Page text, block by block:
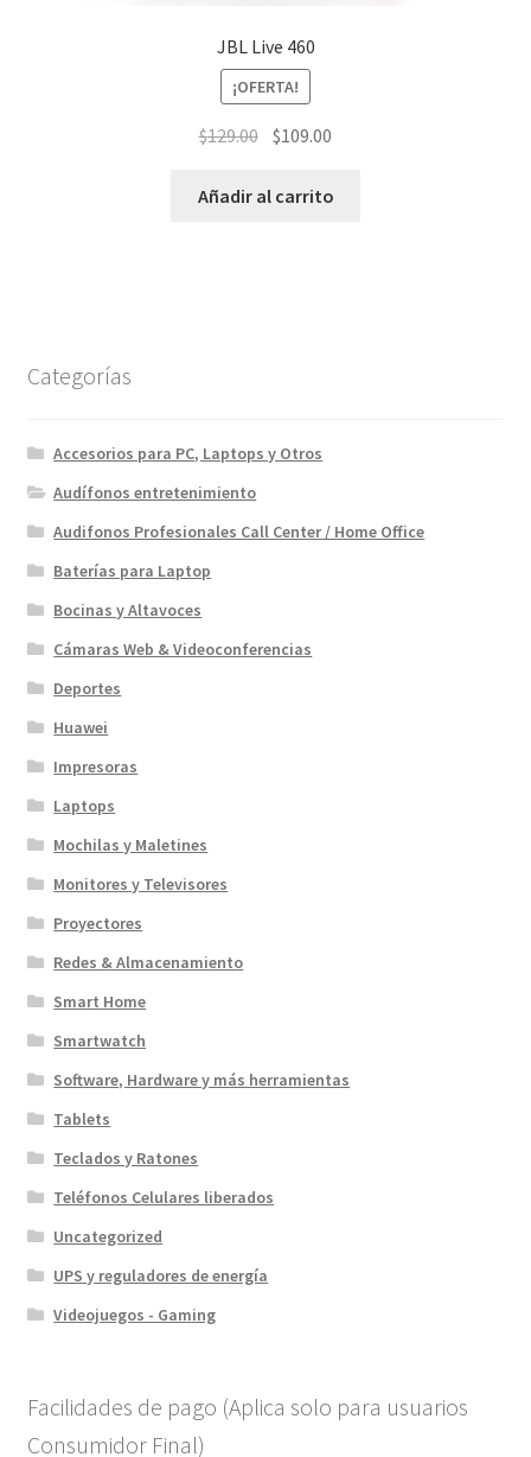
JBL Live 460
¡OFERTA!
$129.00 El
original
$109.00
actual
Añadir al carrito
Categorías
Accesorios para PC, Laptops y Otros
Audífonos entretenimiento
Audifonos Profesionales Call Center / Home Office
Baterías para Laptop
Bocinas y Altavoces
Cámaras Web & Videoconferencias
Deportes
Huawei
Impresoras
Laptops
Mochilas y Maletines
Monitores y Televisores
Proyectores
Redes & Almacenamiento
Smart Home
Smartwatch
Software, Hardware y más herramientas
Tablets
Teclados y Ratones
Teléfonos Celulares liberados
Uncategorized
UPS y reguladores de energía
Videojuegos - Gaming
Facilidades de pago (Aplica solo para usuarios
Consumidor Final)